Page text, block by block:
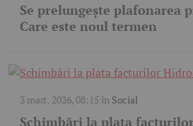
Se prelungește plafonarea
Care este noul termen
3 mart. 2026, 08:15 în Social
Schimbări la plata